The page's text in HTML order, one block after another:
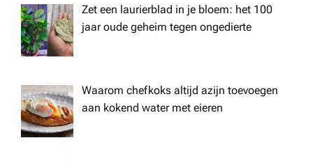
Zet een laurierblad in je bloem: het 100
jaar oude geheim tegen ongedierte
Waarom chefkoks altijd azijn toevoegen
aan kokend water met eieren